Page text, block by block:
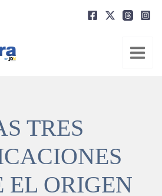
TRES
EL ORIGEN